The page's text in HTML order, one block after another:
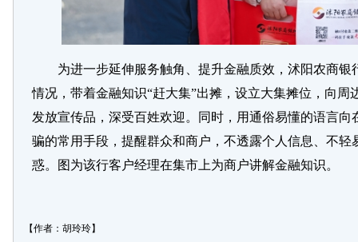
为进一步延伸服务触角、提升金融质效，沭阳农商银
情况，带着金融知识“赶大集”出摊，设立大集摊位，向周
发放宣传品，深受百姓欢迎。同时，用通俗易懂的语言向
骗的常用手段，提醒群众和商户，不透露个人信息、不轻
惑。图为该行客户经理在集市上为商户讲解金融知识。
【作者：胡玲玲】